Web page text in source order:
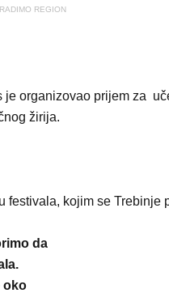
REGION
organizovao prijem za
žirija.
festivala, kojim se Trebinje
da
oko